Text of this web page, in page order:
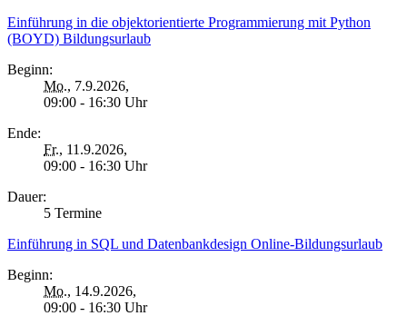
Einführung in die objektorientierte Programmierung mit Python
(BOYD) Bildungsurlaub
Beginn:
Mo., 7.9.2026,
09:00 - 16:30 Uhr
Ende:
Fr., 11.9.2026,
09:00 - 16:30 Uhr
Dauer:
5 Termine
Einführung in SQL und Datenbankdesign Online-Bildungsurlaub
Beginn:
Mo., 14.9.2026,
09:00 - 16:30 Uhr